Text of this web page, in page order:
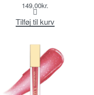
149,00kr.
Tilføj til kurv